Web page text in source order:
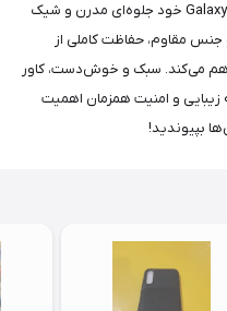
با کاور مدل نورز، به گوشی سامسونگ Galaxy A05 خود جلوه‌ای مدرن و شیک
جنس مقاوم، حفاظت کاملی از
می‌کند. سبک و خوش‌دست، کاور
زیبایی و امنیت همزمان اهمیت
بپیوندید!